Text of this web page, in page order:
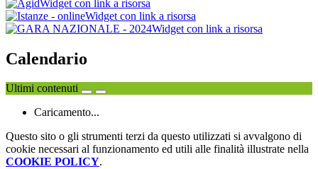
Widget con link a risorsa
Widget con link a risorsa
Widget con link a risorsa
Calendario
Ultimi contenuti
Caricamento...
Questo sito o gli strumenti terzi da questo utilizzati si avvalgono di
cookie necessari al funzionamento ed utili alle finalità illustrate nella
COOKIE POLICY.